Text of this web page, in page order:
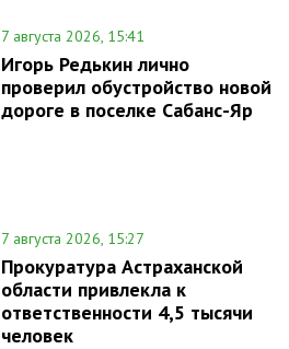
7 августа 2026, 15:41
Игорь Редькин лично
проверил обустройство новой
дороге в поселке Сабанс-Яр
7 августа 2026, 15:27
Прокуратура Астраханской
области привлекла к
ответственности 4,5 тысячи
человек